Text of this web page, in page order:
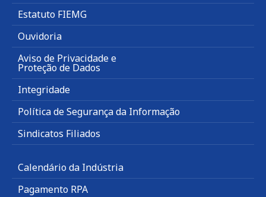
Estatuto FIEMG
Ouvidoria
Aviso de Privacidade e
Proteção de Dados
Integridade
Política de Segurança da Informação
Sindicatos Filiados
Calendário da Indústria
Pagamento RPA